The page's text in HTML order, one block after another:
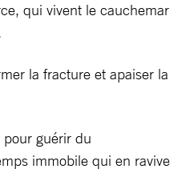
qui vivent le cauchemar
la fracture et apaiser la
guérir du
immobile qui en ravive